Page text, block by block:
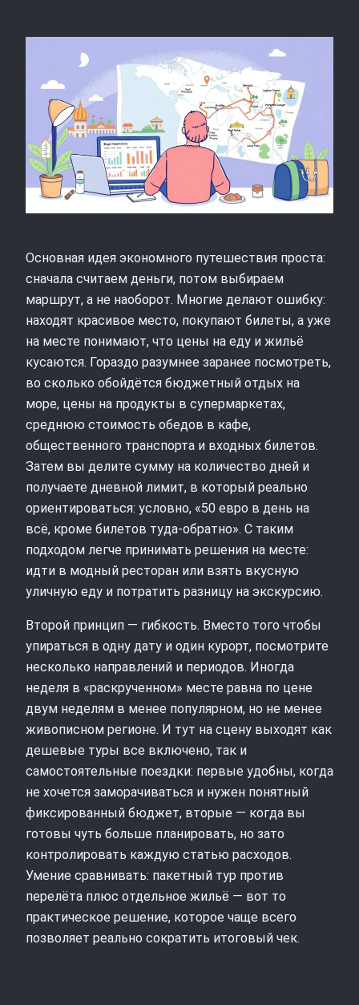
Основная идея экономного путешествия проста:
сначала считаем деньги, потом выбираем
маршрут, а не наоборот. Многие делают ошибку:
находят красивое место, покупают билеты, а уже
на месте понимают, что цены на еду и жильё
кусаются. Гораздо разумнее заранее посмотреть,
во сколько обойдётся бюджетный отдых на
море, цены на продукты в супермаркетах,
среднюю стоимость обедов в кафе,
общественного транспорта и входных билетов.
Затем вы делите сумму на количество дней и
получаете дневной лимит, в который реально
ориентироваться: условно, «50 евро в день на
всё, кроме билетов туда‑обратно». С таким
подходом легче принимать решения на месте:
идти в модный ресторан или взять вкусную
уличную еду и потратить разницу на экскурсию.
Второй принцип — гибкость. Вместо того чтобы
упираться в одну дату и один курорт, посмотрите
несколько направлений и периодов. Иногда
неделя в «раскрученном» месте равна по цене
двум неделям в менее популярном, но не менее
живописном регионе. И тут на сцену выходят как
дешевые туры все включено, так и
самостоятельные поездки: первые удобны, когда
не хочется заморачиваться и нужен понятный
фиксированный бюджет, вторые — когда вы
готовы чуть больше планировать, но зато
контролировать каждую статью расходов.
Умение сравнивать: пакетный тур против
перелёта плюс отдельное жильё — вот то
практическое решение, которое чаще всего
позволяет реально сократить итоговый чек.